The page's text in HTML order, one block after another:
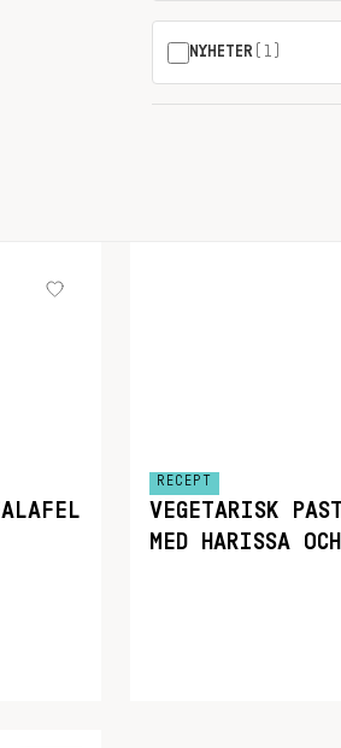
NYHETER(1)
RECEPT
VEGETARISK
MED HARISSA